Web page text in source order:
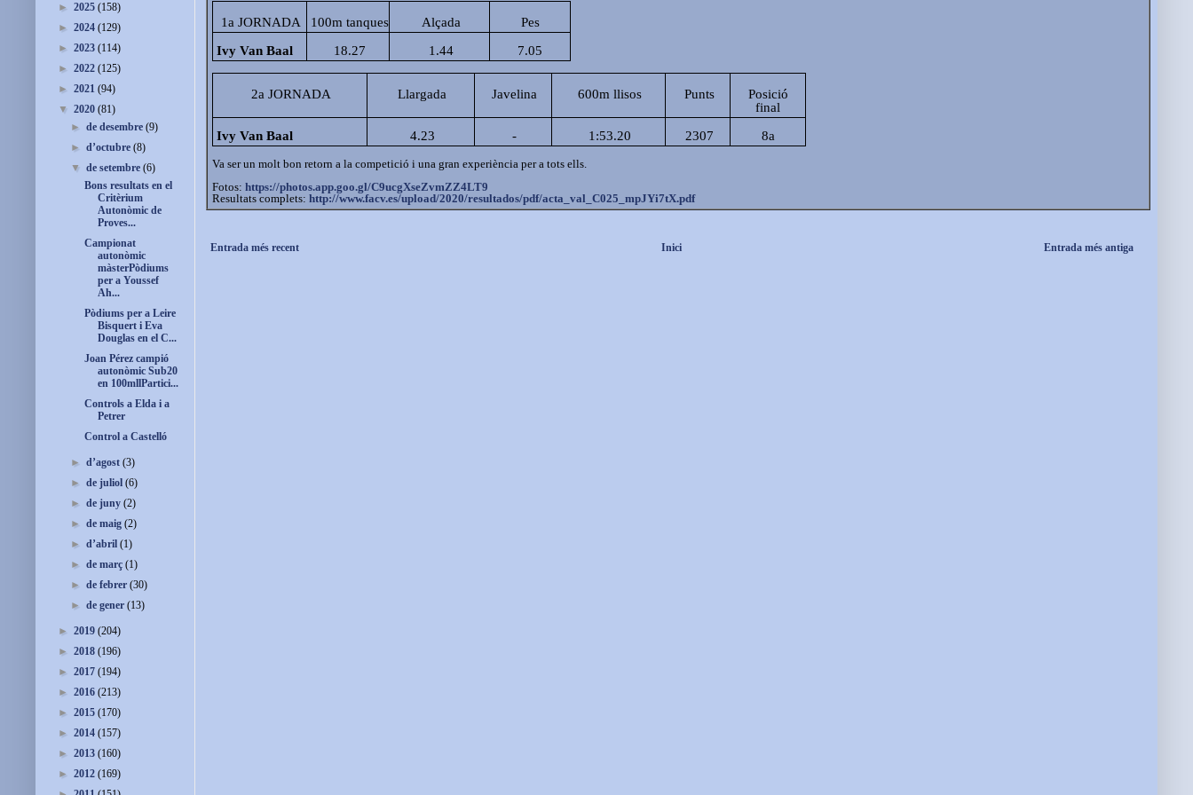
1a JORNADA 100m tanques Alçada
Pes
Ivy Van Baal
18.27 1.44 7.05
2a JORNADA Llargada Javelina 600m llisos Punts
Posició
final
Ivy Van Baal
4.23 - 1:53.20 2307 8a
Va ser un molt bon retorn a la competició i una gran experiència per a tots ells.
Fotos: https://photos.app.goo.gl/C9ucgXseZvmZZ4LT9
Resultats complets: http://www.facv.es/upload/2020/resultados/pdf/acta_val_C025_mpJYi7tX.pdf
Entrada més recent Entrada més antiga
Inici
► 2025 (158)
► 2024 (129)
► 2023 (114)
► 2022 (125)
► 2021 (94)
▼ 2020 (81)
►de desembre(9)
►d’octubre(8)
▼de setembre(6)
Bons resultats en el
Critèrium
Autonòmic de
Proves...
Campionat
autonòmic
màsterPòdiums
per a Youssef
Ah...
Pòdiums per a Leire
Bisquert i Eva
Douglas en el C...
Joan Pérez campió
autonòmic Sub20
en 100mllPartici...
Controls a Elda i a
Petrer
Control a Castelló
►d’agost(3)
►de juliol(6)
►de juny(2)
►de maig(2)
►d’abril(1)
►de març(1)
►de febrer(30)
►de gener(13)
► 2019 (204)
► 2018 (196)
► 2017 (194)
► 2016 (213)
► 2015 (170)
► 2014 (157)
► 2013 (160)
► 2012 (169)